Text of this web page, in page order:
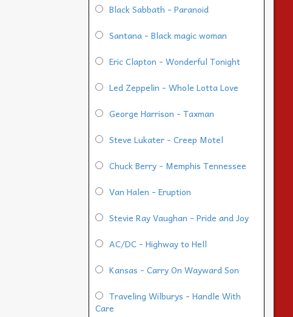
Black Sabbath - Paranoid
Santana - Black magic woman
Eric Clapton - Wonderful Tonight
Led Zeppelin - Whole Lotta Love
George Harrison - Taxman
Steve Lukater - Creep Motel
Chuck Berry - Memphis Tennessee
Van Halen - Eruption
Stevie Ray Vaughan - Pride and Joy
AC/DC - Highway to Hell
Kansas - Carry On Wayward Son
Traveling Wilburys - Handle With
Care